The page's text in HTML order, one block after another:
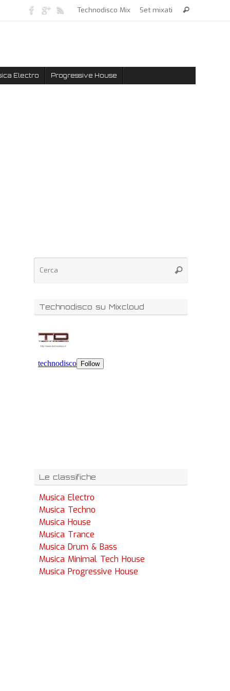
Technodisco Mix Set mixati
Electro Progressive House
Technodisco su Mixcloud
Le classifiche
Musica Electro
Musica Techno
Musica House
Musica Trance
Musica Drum & Bass
Musica Minimal Tech House
Musica Progressive House